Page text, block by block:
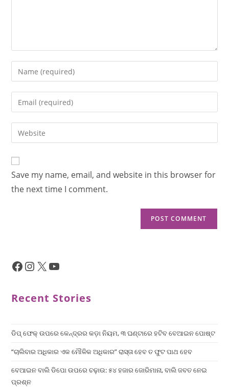
Save my name, email, and website in this browser for
the next time I comment.
Recent Stories
ଡିପ୍ ଫେକ୍ ଉପରେ କେନ୍ଦ୍ରର କଡ଼ା ନିୟମ, ୩ ଘଣ୍ଟାରେ ହଟିବ ବେଆଇନ ପୋଷ୍ଟ
“ଚାଲିବାର ଅଧିକାର ଏକ ମୌଳିକ ଅଧିକାର” ରାସ୍ତା ହେବ ତ ଫୁଟ ପାଥ ହେବ
ବେଆଇନ ବାଲି ଡିପୋ ଉପରେ ଚଢ଼ାଉ: ୫୪ ହଜାର ଜୋରିମାନା, ବାଲି ଜବତ ନେଇ
ପ୍ରଶ୍ନ